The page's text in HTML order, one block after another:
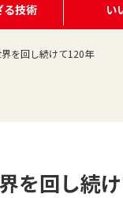
る技術 い
を回し続けて120年
を回し続